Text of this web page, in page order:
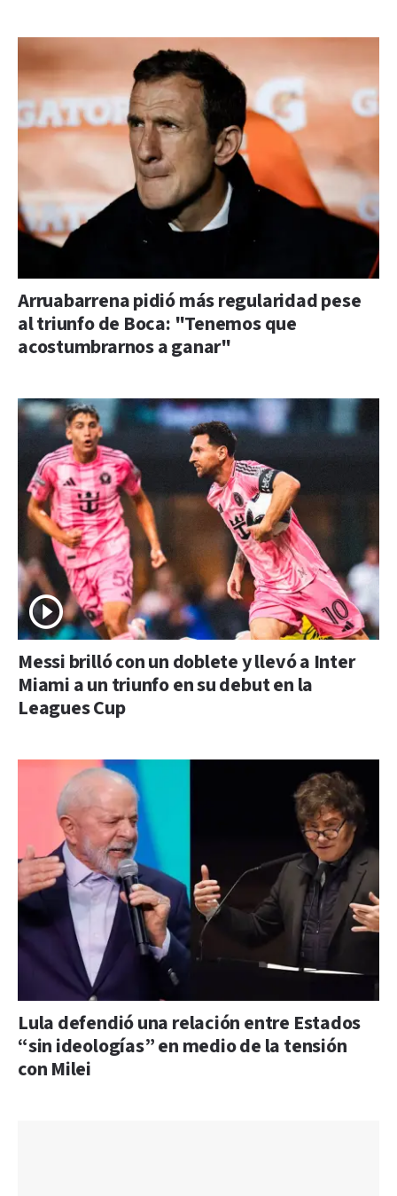
Arruabarrena pidió más regularidad pese
al triunfo de Boca: "Tenemos que
acostumbrarnos a ganar"
Messi brilló con un doblete y llevó a Inter
Miami a un triunfo en su debut en la
Leagues Cup
Lula defendió una relación entre Estados
“sin ideologías” en medio de la tensión
con Milei